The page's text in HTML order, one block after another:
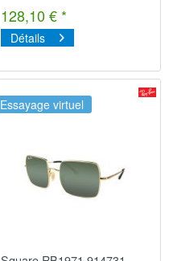
128,10 € *
Détails
Essayage virtuel